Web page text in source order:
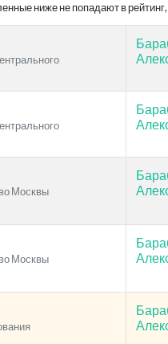
ниже не попадают в
Москвы
Москвы